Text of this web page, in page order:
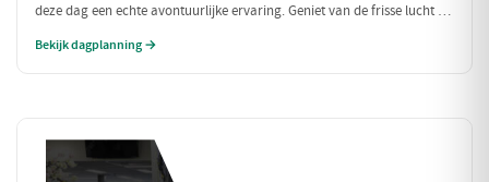
deze dag een echte avontuurlijke ervaring. Geniet van de frisse lucht en
Bekijk dagplanning →